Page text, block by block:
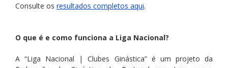
Consulte os resultados completos aqui.
O que é e como funciona a Liga Nacional?
A “Liga Nacional | Clubes Ginástica” é um projeto da